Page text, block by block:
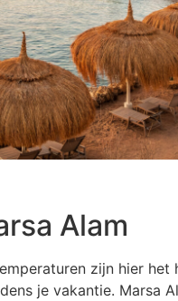
Alam
zijn hier
je vakantie. Marsa